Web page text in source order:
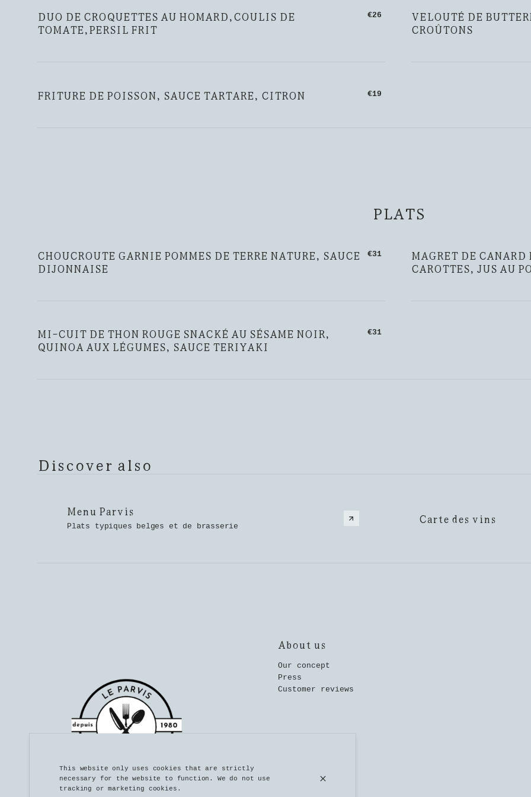
DUO DE CROQUETTES AU HOMARD,COULIS DE
TOMATE,PERSIL FRIT
€26
VELOUTÉ DE
CROÛTONS
FRITURE DE POISSON, SAUCE TARTARE, CITRON €19
PLATS
CHOUCROUTE GARNIE POMMES DE TERRE NATURE, SAUCE
DIJONNAISE
€31
MAGRET DE
CAROTTES, JUS AU
MI-CUIT DE THON ROUGE SNACKÉ AU SÉSAME NOIR,
QUINOA AUX LÉGUMES, SAUCE TERIYAKI
€31
Discover also
Menu Parvis
Plats typiques belges et de brasserie
Carte des vins
About us
Our concept
Press
Customer reviews
This website only uses cookies that are strictly
necessary for the website to function. We do not use
tracking or marketing cookies.